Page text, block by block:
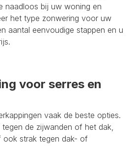
naadloos bij uw woning en
het type zonwering voor uw
aantal eenvoudige stappen en u
voor serres en
vaak de beste opties.
de zijwanden of het dak,
ook strak tegen dak- of